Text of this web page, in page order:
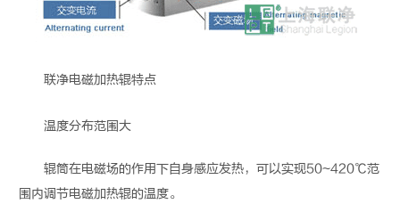
联净电磁加热辊特点
温度分布范围大
辊筒在电磁场的作用下自身感应发热，可以实现50~420℃范
围内调节电磁加热辊的温度。